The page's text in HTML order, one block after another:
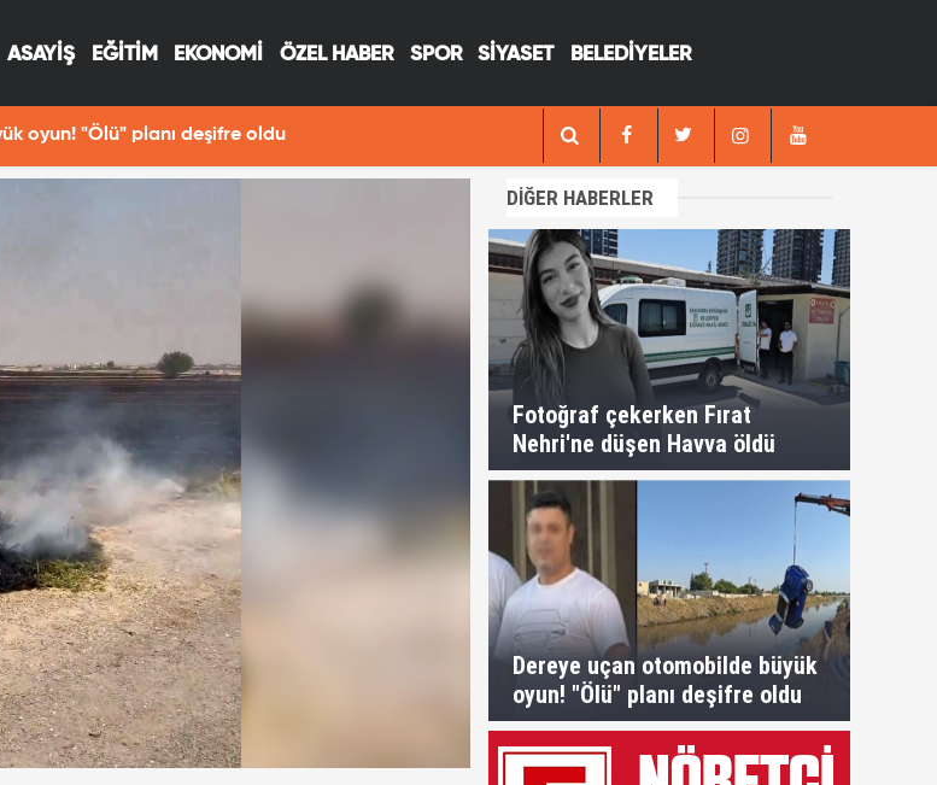
ASAYİŞ EĞİTİM EKONOMİ ÖZEL HABER SPOR SİYASET BELEDİYELER
oyun! "Ölü" planı deşifre oldu Fotoğraf çekerken Fırat Nehri'ne düşen
DİĞER HABERLER
Fotoğraf çekerken Fırat
Nehri'ne düşen Havva öldü
Dereye uçan otomobilde büyük
oyun! "Ölü" planı deşifre oldu